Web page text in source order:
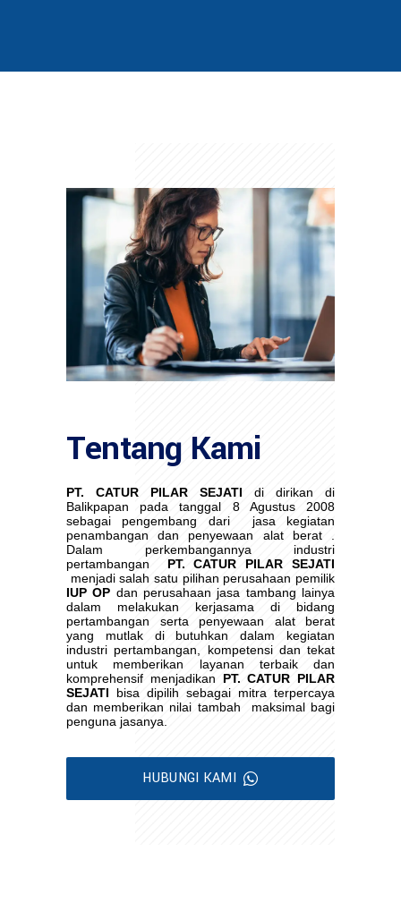
Tentang Kami
PT. CATUR PILAR SEJATI di dirikan di
Balikpapan pada tanggal 8 Agustus 2008
sebagai pengembang dari
jasa kegiatan
penambangan dan penyewaan alat berat .
Dalam perkembangannya industri
pertambangan
PT. CATUR PILAR SEJATI
menjadi salah satu pilihan perusahaan pemilik
IUP OP dan perusahaan jasa tambang lainya
dalam melakukan kerjasama di bidang
pertambangan serta penyewaan alat berat
yang mutlak di butuhkan dalam kegiatan
industri pertambangan, kompetensi dan tekat
untuk memberikan layanan terbaik dan
komprehensif menjadikan PT. CATUR PILAR
SEJATI bisa dipilih sebagai mitra terpercaya
dan memberikan nilai tambah
maksimal bagi
penguna jasanya.
HUBUNGI KAMI